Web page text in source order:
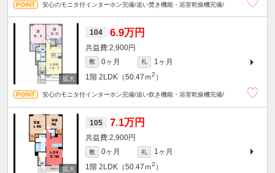
安心のモニタ付インターホン完備/追い焚き機能・浴室乾燥機完備/
104 6.9万円
2,900円
敷 0ヶ月 礼
1ヶ月
1階 2LDK（50.47ｍ2 ）
安心のモニタ付インターホン完備/追い炊き機能・浴室乾燥機完備/
105 7.1万円
2,900円
敷 0ヶ月 礼
1ヶ月
1階 2LDK（50.47ｍ2 ）